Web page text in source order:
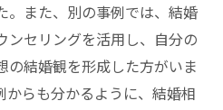
。また、別の事例では、結婚
ンセリングを活用し、自分の
の結婚観を形成した方がいま
からも分かるように、結婚相